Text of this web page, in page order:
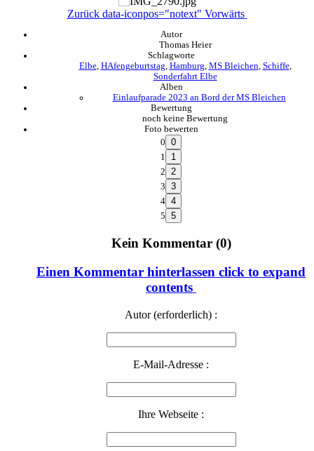
Zurück data-iconpos="notext" Vorwärts
Autor
Thomas Heier
Schlagworte
Elbe, HAfengeburtstag Hamburg MS Bleichen Schiffe,
Sonderfahrt Elbe
Alben
Einlaufparade 2023 an Bord der MS Bleichen
Bewertung
noch keine Bewertung
Foto bewerten
0
1
2
3
4
5
Kein Kommentar (0)
Einen Kommentar hinterlassen click to expand
contents
Autor (erforderlich) :
E-Mail-Adresse :
Ihre Webseite :